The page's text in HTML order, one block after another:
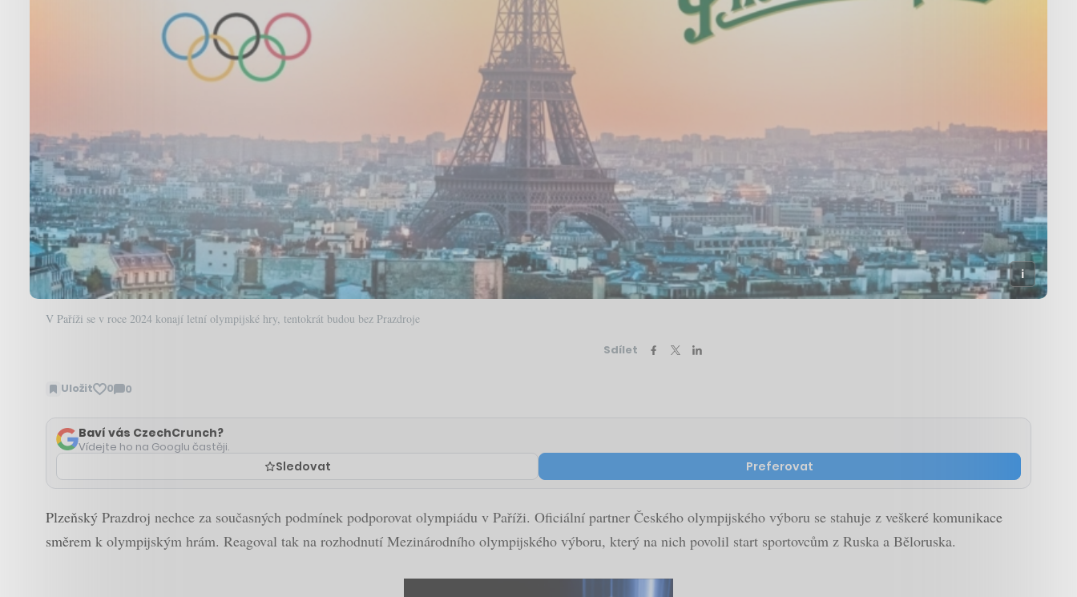
V Paříži se v roce 2024 konají letní olympijské hry, tentokrát budou bez Prazdroje
Sdílet
Uložit 0 0
Zobrazit
Baví vás CzechCrunch?
Vídejte ho na Googlu častěji.
Sledovat Preferovat
Plzeňský Prazdroj nechce za současných podmínek podporovat olympiádu v Paříži. Oficiální partner Českého olympijského výboru se stahuje z veškeré komunikace
směrem k olympijským hrám. Reagoval tak na rozhodnutí Mezinárodního olympijského výboru, který na nich povolil start sportovcům z Ruska a Běloruska.